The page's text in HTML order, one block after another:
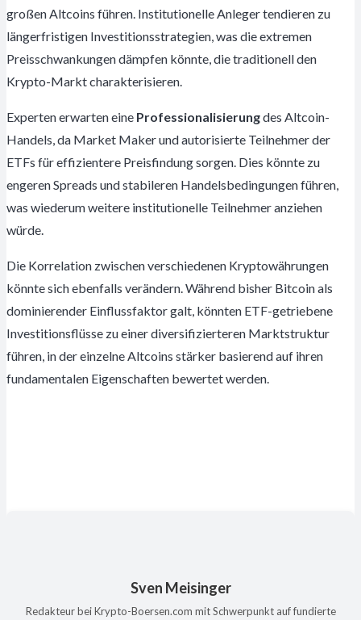
großen Altcoins führen. Institutionelle Anleger tendieren zu
längerfristigen Investitionsstrategien, was die extremen
Preisschwankungen dämpfen könnte, die traditionell den
Krypto-Markt charakterisieren.
Experten erwarten eine Professionalisierungdes Altcoin-
Handels, da Market Maker und autorisierte Teilnehmer der
ETFs für effizientere Preisfindung sorgen. Dies könnte zu
engeren Spreads und stabileren Handelsbedingungen führen,
was wiederum weitere institutionelle Teilnehmer anziehen
würde.
Die Korrelation zwischen verschiedenen Kryptowährungen
könnte sich ebenfalls verändern. Während bisher Bitcoin als
dominierender Einflussfaktor galt, könnten ETF-getriebene
Investitionsflüsse zu einer diversifizierteren Marktstruktur
führen, in der einzelne Altcoins stärker basierend auf ihren
fundamentalen Eigenschaften bewertet werden.
Sven Meisinger
Redakteur bei Krypto-Boersen.com mit Schwerpunkt auf fundierte